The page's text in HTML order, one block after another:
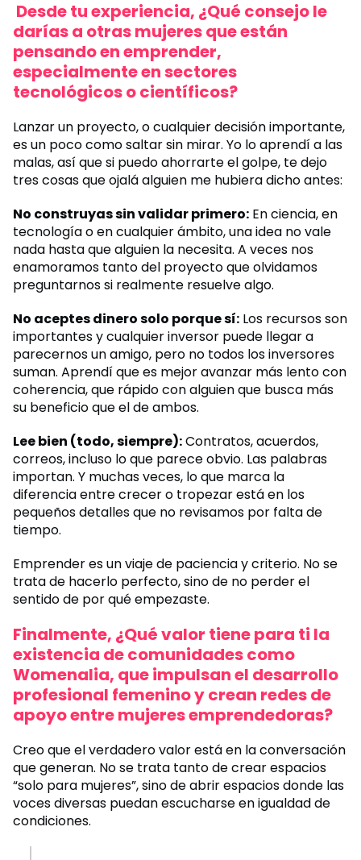
Desde tu experiencia, ¿Qué consejo le
darías a otras mujeres que están
pensando en emprender,
especialmente en sectores
tecnológicos o científicos?
Lanzar un proyecto, o cualquier decisión importante,
es un poco como saltar sin mirar. Yo lo aprendí a las
malas, así que si puedo ahorrarte el golpe, te dejo
tres cosas que ojalá alguien me hubiera dicho antes:
No construyas sin validar primero: En ciencia, en
tecnología o en cualquier ámbito, una idea no vale
nada hasta que alguien la necesita. A veces nos
enamoramos tanto del proyecto que olvidamos
preguntarnos si realmente resuelve algo.
No aceptes dinero solo porque sí: Los recursos son
importantes y cualquier inversor puede llegar a
parecernos un amigo, pero no todos los inversores
suman. Aprendí que es mejor avanzar más lento con
coherencia, que rápido con alguien que busca más
su beneficio que el de ambos.
Lee bien (todo, siempre):Contratos, acuerdos,
correos, incluso lo que parece obvio. Las palabras
importan. Y muchas veces, lo que marca la
diferencia entre crecer o tropezar está en los
pequeños detalles que no revisamos por falta de
tiempo.
Emprender es un viaje de paciencia y criterio. No se
trata de hacerlo perfecto, sino de no perder el
sentido de por qué empezaste.
Finalmente, ¿Qué valor tiene para ti la
existencia de comunidades como
Womenalia, que impulsan el desarrollo
profesional femenino y crean redes de
apoyo entre mujeres emprendedoras?
Creo que el verdadero valor está en la conversación
que generan. No se trata tanto de crear espacios
“solo para mujeres”, sino de abrir espacios donde las
voces diversas puedan escucharse en igualdad de
condiciones.